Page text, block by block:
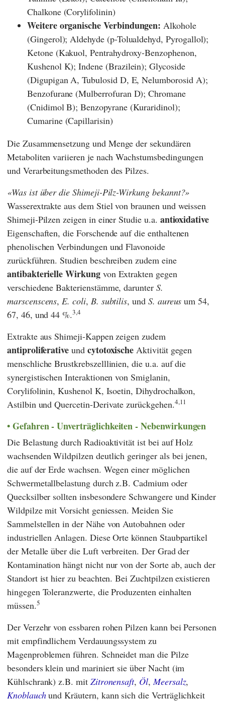
Chalkone (Corylifolinin)
Weitere organische Verbindungen:Alkohole
(Gingerol); Aldehyde (p-Tolualdehyd, Pyrogallol);
Ketone (Kakuol, Pentrahydroxy-Benzophenon,
Kushenol K); Indene (Brazilein); Glycoside
(Digupigan A, Tubulosid D, E, Nelumborosid A);
Benzofurane (Mulberrofuran D); Chromane
(Cnidimol B); Benzopyrane (Kuraridinol);
Cumarine (Capillarisin)
Die Zusammensetzung und Menge der sekundären
Metaboliten variieren je nach Wachstumsbedingungen
und Verarbeitungsmethoden des Pilzes.
Was ist über die Shimeji-Pilz-Wirkung bekannt?
Wasserextrakte aus dem Stiel von braunen und weissen
Shimeji-Pilzen zeigen in einer Studie u.a. antioxidative
Eigenschaften, die Forschende auf die enthaltenen
phenolischen Verbindungen und Flavonoide
zurückführen. Studien beschreiben zudem eine
antibakterielle Wirkung von Extrakten gegen
verschiedene Bakterienstämme, darunter S.
marscenscens, E. coli, B. subtilis, und S. aureus um 54,
67, 46, und 44 %.3,4
Extrakte aus Shimeji-Kappen zeigen zudem
antiproliferative und cytotoxische Aktivität gegen
menschliche Brustkrebszelllinien, die u.a. auf die
synergistischen Interaktionen von Smiglanin,
Corylifolinin, Kushenol K, Isoetin, Dihydrochalkon,
Astilbin und Quercetin-Derivate zurückgehen.4,11
Gefahren - Unverträglichkeiten - Nebenwirkungen
Die Belastung durch Radioaktivität ist bei auf Holz
wachsenden Wildpilzen deutlich geringer als bei jenen,
die auf der Erde wachsen. Wegen einer möglichen
Schwermetallbelastung durch z.B. Cadmium oder
Quecksilber sollten insbesondere Schwangere und Kinder
Wildpilze mit Vorsicht geniessen. Meiden Sie
Sammelstellen in der Nähe von Autobahnen oder
industriellen Anlagen. Diese Orte können Staubpartikel
der Metalle über die Luft verbreiten. Der Grad der
Kontamination hängt nicht nur von der Sorte ab, auch der
Standort ist hier zu beachten. Bei Zuchtpilzen existieren
hingegen Toleranzwerte, die Produzenten einhalten
müssen.5
Der Verzehr von essbaren rohen Pilzen kann bei Personen
mit empfindlichem Verdauungssystem zu
Magenproblemen führen. Schneidet man die Pilze
besonders klein und mariniert sie über Nacht (im
Kühlschrank) z.B. mit Zitronensaft, Öl,Meersalz,
Knoblauchund Kräutern, kann sich die Verträglichkeit